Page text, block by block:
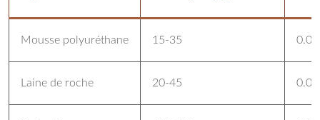
Mousse polyuréthane 15-35
Laine de roche 20-45